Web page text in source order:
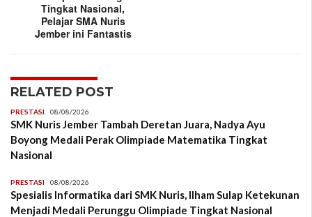
Tingkat Nasional,
Pelajar SMA Nuris
Jember ini Fantastis
RELATED POST
PRESTASI 08/08/2026
SMK Nuris Jember Tambah Deretan Juara, Nadya Ayu
Boyong Medali Perak Olimpiade Matematika Tingkat
Nasional
PRESTASI 08/08/2026
Spesialis Informatika dari SMK Nuris, Ilham Sulap Ketekunan
Menjadi Medali Perunggu Olimpiade Tingkat Nasional